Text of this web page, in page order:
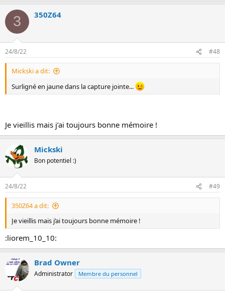
3 350Z64
24/8/22 #48
Mickski a dit:
Surligné en jaune dans la capture jointe...
Je vieillis mais j’ai toujours bonne mémoire !
Mickski
Bon potentiel :)
24/8/22 #49
350Z64 a dit:
Je vieillis mais j’ai toujours bonne mémoire !
:liorem_10_10:
Brad Owner
Administrator Membre du personnel